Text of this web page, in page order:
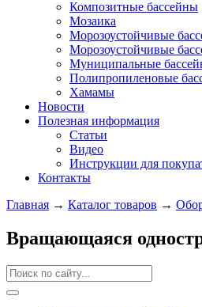
Композитные бассейны
Мозаика
Морозоустойчивые
Морозоустойчивые
Муниципальные
Полипропиленовые
Хамамы
Новости
Полезная информация
Статьи
Видео
Инструкции для
Контакты
Главная → Каталог товаров →
Вращающаяся